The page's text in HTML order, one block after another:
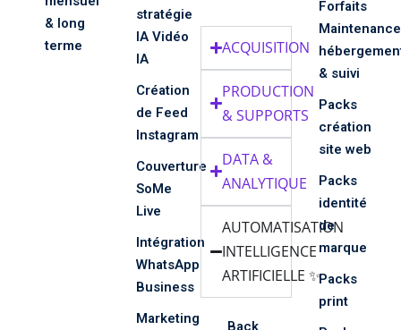
& long
terme
stratégie
IA Vidéo
IA
Création
de Feed
Instagram
Couverture
SoMe
Live
Intégration
WhatsApp
Business
Marketing
ACQUISITION
PRODUCTION
& SUPPORTS
DATA &
ANALYTIQUE
AUTOMATISATION
INTELLIGENCE
ARTIFICIELLE ✨
Forfaits
& suivi
Packs
création
site web
Packs
identité
de
marque
Packs
print